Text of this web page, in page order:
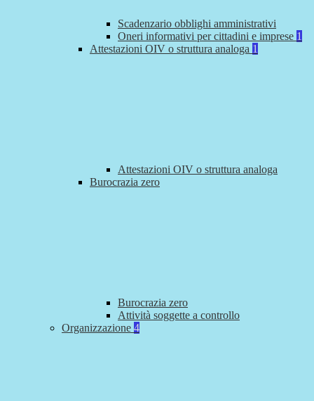
Scadenzario obblighi amministrativi
Oneri informativi per cittadini e imprese 1
Attestazioni OIV o struttura analoga 1
Attestazioni OIV o struttura analoga
Burocrazia zero
Burocrazia zero
Attività soggette a controllo
Organizzazione 4